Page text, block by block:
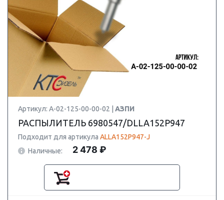
Артикул: А-02-125-00-00-02 | АЗПИ
РАСПЫЛИТЕЛЬ 6980547/DLLA152P947
Подходит для артикула ALLA152P947-J
Наличные:
2 478 ₽